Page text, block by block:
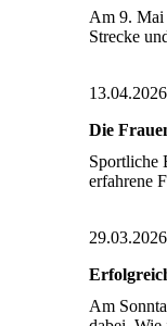
Am 9. Mai
Strecke
Die
Sportliche
erfahrene
Am